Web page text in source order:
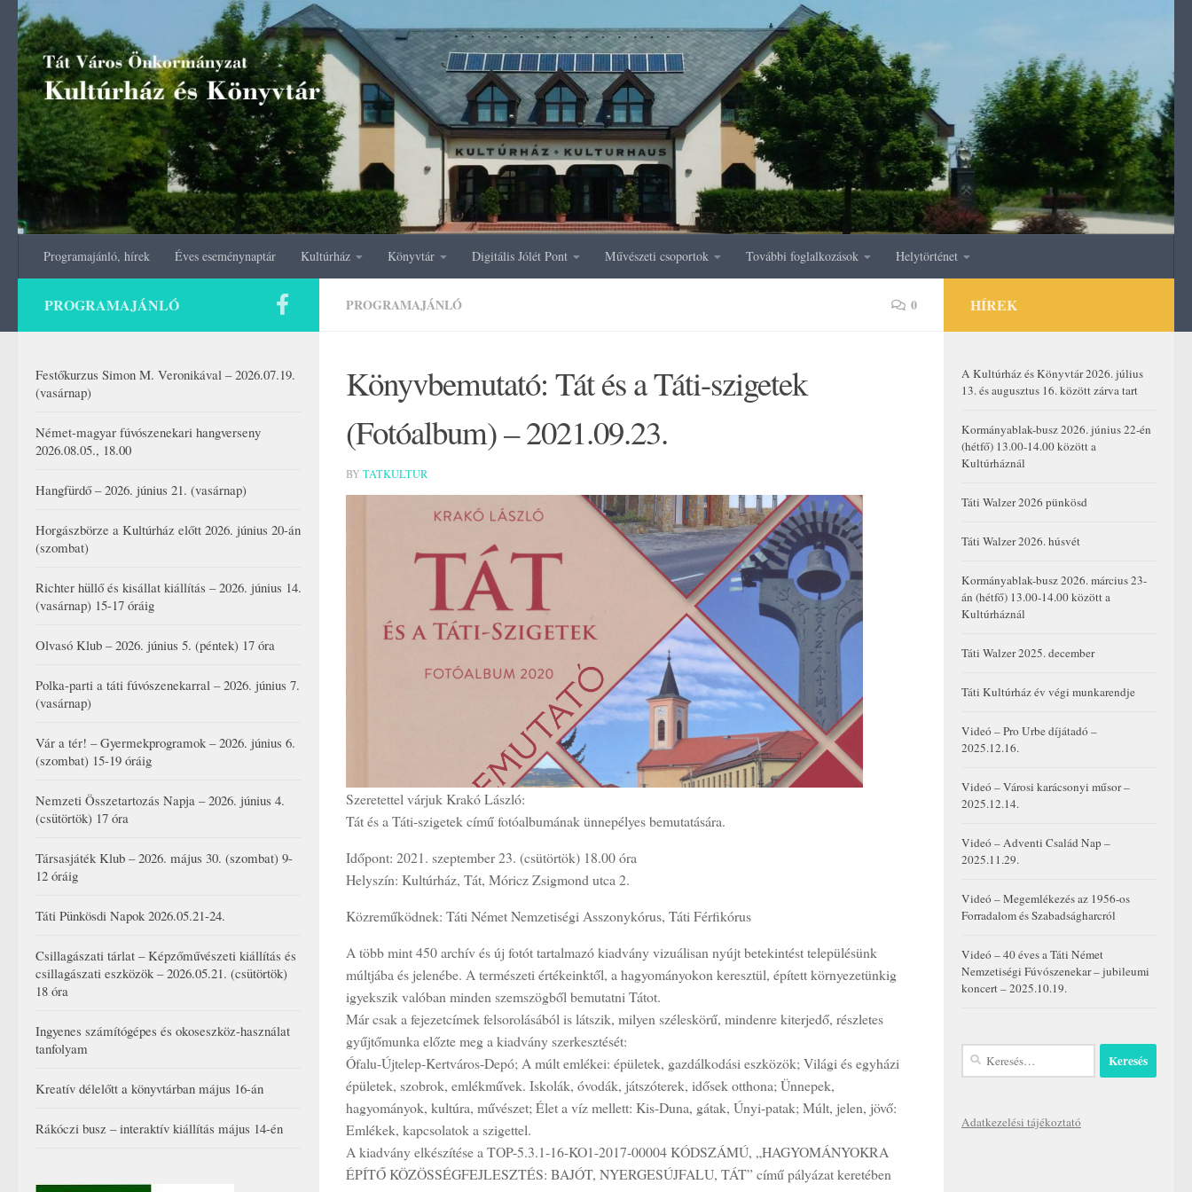
Skip to content
Programajánló, hírek Éves eseménynaptár Kultúrház Könyvtár Digitális Jólét Pont Művészeti csoportok További foglalkozások Helytörténet
PROGRAMAJÁNLÓ 0
Könyvbemutató: Tát és a Táti-szigetek
(Fotóalbum) – 2021.09.23.
BY TATKULTUR
Szeretettel várjuk Krakó László:
Tát és a Táti-szigetek című fotóalbumának ünnepélyes bemutatására.
Időpont: 2021. szeptember 23. (csütörtök) 18.00 óra
Helyszín: Kultúrház, Tát, Móricz Zsigmond utca 2.
Közreműködnek: Táti Német Nemzetiségi Asszonykórus, Táti Férfikórus
A több mint 450 archív és új fotót tartalmazó kiadvány vizuálisan nyújt betekintést településünk
múltjába és jelenébe. A természeti értékeinktől, a hagyományokon keresztül, épített környezetünkig
igyekszik valóban minden szemszögből bemutatni Tátot.
Már csak a fejezetcímek felsorolásából is látszik, milyen széleskörű, mindenre kiterjedő, részletes
gyűjtőmunka előzte meg a kiadvány szerkesztését:
Ófalu-Újtelep-Kertváros-Depó; A múlt emlékei: épületek, gazdálkodási eszközök; Világi és egyházi
épületek, szobrok, emlékművek. Iskolák, óvodák, játszóterek, idősek otthona; Ünnepek,
hagyományok, kultúra, művészet; Élet a víz mellett: Kis-Duna, gátak, Únyi-patak; Múlt, jelen, jövő:
Emlékek, kapcsolatok a szigettel.
A kiadvány elkészítése a TOP-5.3.1-16-KO1-2017-00004 KÓDSZÁMÚ, „HAGYOMÁNYOKRA
ÉPÍTŐ KÖZÖSSÉGFEJLESZTÉS: BAJÓT, NYERGESÚJFALU, TÁT” című pályázat keretében
PROGRAMAJÁNLÓ
Festőkurzus Simon M. Veronikával – 2026.07.19.
(vasárnap)
Német-magyar fúvószenekari hangverseny
2026.08.05., 18.00
Hangfürdő – 2026. június 21. (vasárnap)
Horgászbörze a Kultúrház előtt 2026. június 20-án
(szombat)
Richter hüllő és kisállat kiállítás – 2026. június 14.
(vasárnap) 15-17 óráig
Olvasó Klub – 2026. június 5. (péntek) 17 óra
Polka-parti a táti fúvószenekarral – 2026. június 7.
(vasárnap)
Vár a tér! – Gyermekprogramok – 2026. június 6.
(szombat) 15-19 óráig
Nemzeti Összetartozás Napja – 2026. június 4.
(csütörtök) 17 óra
Társasjáték Klub – 2026. május 30. (szombat) 9-
12 óráig
Táti Pünkösdi Napok 2026.05.21-24.
Csillagászati tárlat – Képzőművészeti kiállítás és
csillagászati eszközök – 2026.05.21. (csütörtök)
18 óra
Ingyenes számítógépes és okoseszköz-használat
tanfolyam
Kreatív délelőtt a könyvtárban május 16-án
Rákóczi busz – interaktív kiállítás május 14-én
HÍREK
A Kultúrház és Könyvtár 2026. július
13. és augusztus 16. között zárva tart
Kormányablak-busz 2026. június 22-én
(hétfő) 13.00-14.00 között a
Kultúrháznál
Táti Walzer 2026 pünkösd
Táti Walzer 2026. húsvét
Kormányablak-busz 2026. március 23-
án (hétfő) 13.00-14.00 között a
Kultúrháznál
Táti Walzer 2025. december
Táti Kultúrház év végi munkarendje
Videó – Pro Urbe díjátadó –
2025.12.16.
Videó – Városi karácsonyi műsor –
2025.12.14.
Videó – Adventi Család Nap –
2025.11.29.
Videó – Megemlékezés az 1956-os
Forradalom és Szabadságharcról
Videó – 40 éves a Táti Német
Nemzetiségi Fúvószenekar – jubileumi
koncert – 2025.10.19.
Keresés:
Adatkezelési tájékoztató